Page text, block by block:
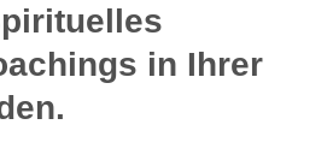
in Ihrer